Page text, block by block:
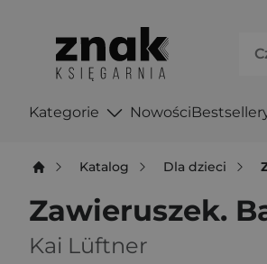
Kategorie Nowości
Katalog Dla dzieci
Zawieruszek.
Kai Lüftner